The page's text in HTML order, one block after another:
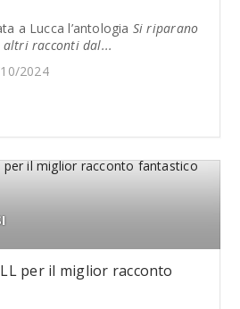
a Lucca l’antologia Si riparano
altri racconti dal...
2024
per il miglior racconto